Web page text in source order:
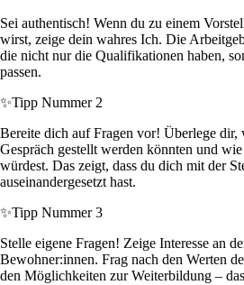
Sei authentisch! Wenn du zu einem
wirst, zeige dein wahres Ich. Die
die nicht nur die Qualifikationen haben,
passen.
✨Tipp Nummer 2
Bereite dich auf Fragen vor! Überlege dir,
Gespräch gestellt werden könnten und
würdest. Das zeigt, dass du dich mit der
auseinandergesetzt hast.
✨Tipp Nummer 3
Stelle eigene Fragen! Zeige Interesse an
Bewohner:innen. Frag nach den Werten
den Möglichkeiten zur Weiterbildung –